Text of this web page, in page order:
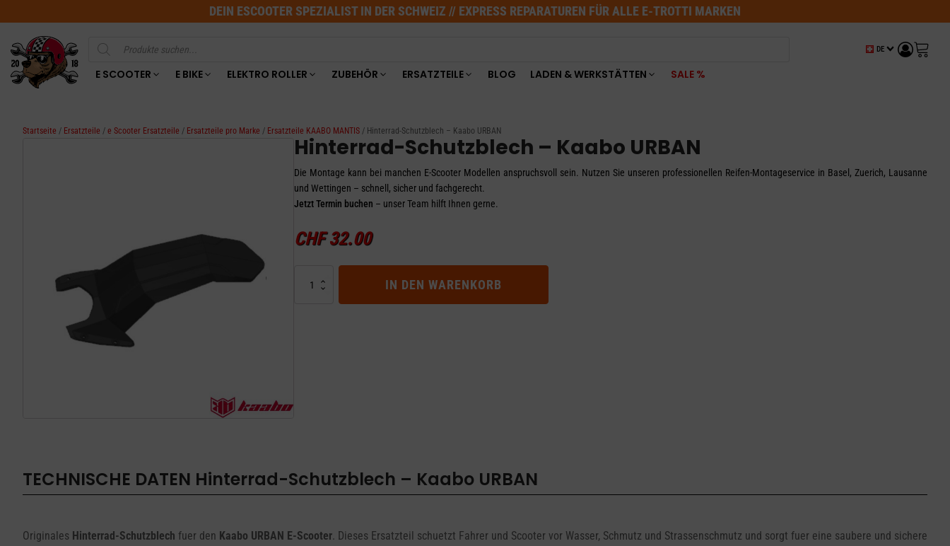
DEIN ESCOOTER SPEZIALIST IN DER SCHWEIZ // EXPRESS REPARATUREN FÜR ALLE E-TROTTI MARKEN
Products
DE
E SCOOTER E BIKE ELEKTRO ROLLER ZUBEHÖR ERSATZTEILE BLOG LADEN & WERKSTÄTTEN SALE %
Startseite / Ersatzteile / e Scooter Ersatzteile / Ersatzteile pro Marke / Ersatzteile KAABO MANTIS / Hinterrad-Schutzblech – Kaabo URBAN
Hinterrad-Schutzblech – Kaabo URBAN
Die Montage kann bei manchen E-Scooter Modellen anspruchsvoll sein. Nutzen Sie unseren professionellen Reifen-Montageservice in Basel, Zuerich, Lausanne
und Wettingen – schnell, sicher und fachgerecht.
Jetzt Termin buchen – unser Team hilft Ihnen gerne.
CHF32.00
Hinterrad-
Schutzblech
IN DEN WARENKORB
TECHNISCHE DATEN Hinterrad-Schutzblech – Kaabo URBAN
Originales Hinterrad-Schutzblech fuer den Kaabo URBAN E-Scooter. Dieses Ersatzteil schuetzt Fahrer und Scooter vor Wasser, Schmutz und Strassenschmutz und sorgt fuer eine saubere und sichere